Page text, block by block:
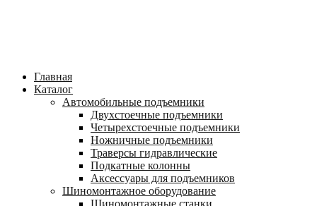
Главная
Каталог
Автомобильные подъемники
Двухстоечные подъемники
Четырехстоечные подъемники
Ножничные подъемники
Траверсы гидравлические
Подкатные колонны
Аксессуары для подъемников
Шиномонтажное оборудование
Шиномонтажные станки